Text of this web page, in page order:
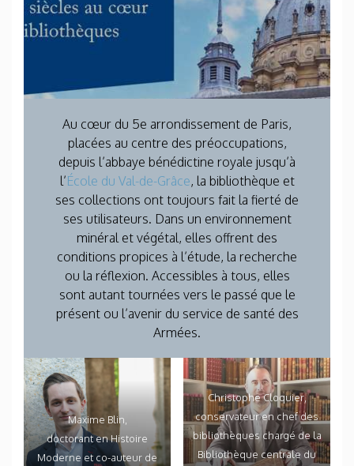
Au cœur du 5e arrondissement de Paris,
placées au centre des préoccupations,
depuis l’abbaye bénédictine royale jusqu’à
l’École du Val-de-Grâce, la bibliothèque et
ses collections ont toujours fait la fierté de
ses utilisateurs. Dans un environnement
minéral et végétal, elles offrent des
conditions propices à l’étude, la recherche
ou la réflexion. Accessibles à tous, elles
sont autant tournées vers le passé que le
présent ou l’avenir du service de santé des
Armées.
Maxime Blin,
doctorant en Histoire
Moderne et co-auteur de
Christophe Cloquier,
conservateur en chef des
bibliothèques chargé de la
Bibliothèque centrale du